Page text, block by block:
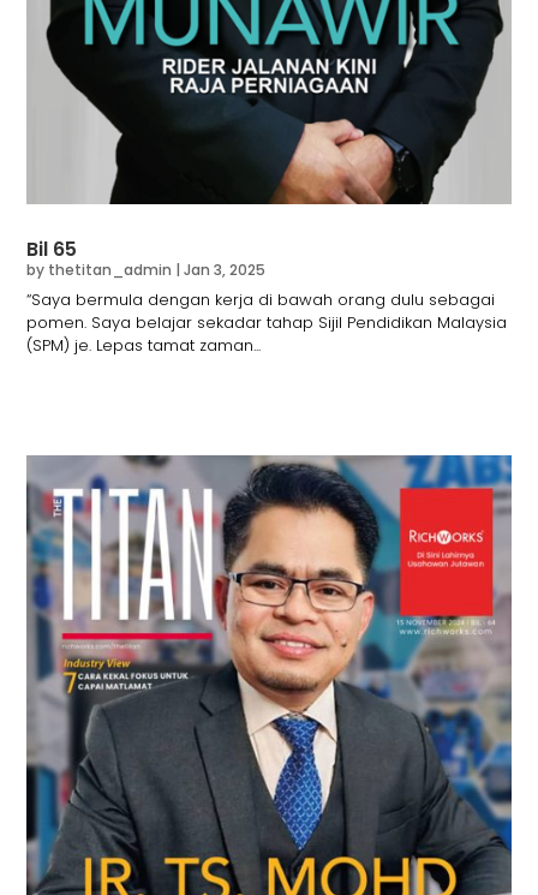
Bil 65
by thetitan_admin |Jan 3, 2025
“Saya bermula dengan kerja di bawah orang dulu sebagai
pomen. Saya belajar sekadar tahap Sijil Pendidikan Malaysia
(SPM) je. Lepas tamat zaman...